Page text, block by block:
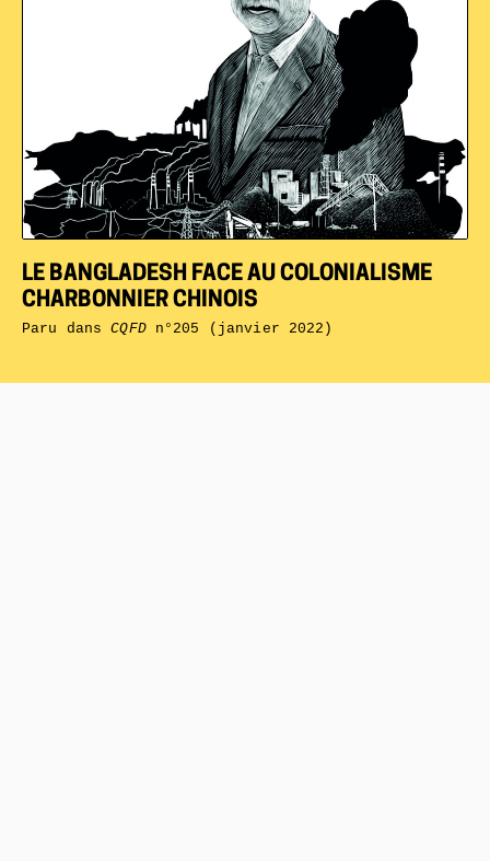
LE BANGLADESH FACE AU COLONIALISME
CHARBONNIER CHINOIS
Paru dansCQFDn°205 (janvier 2022)